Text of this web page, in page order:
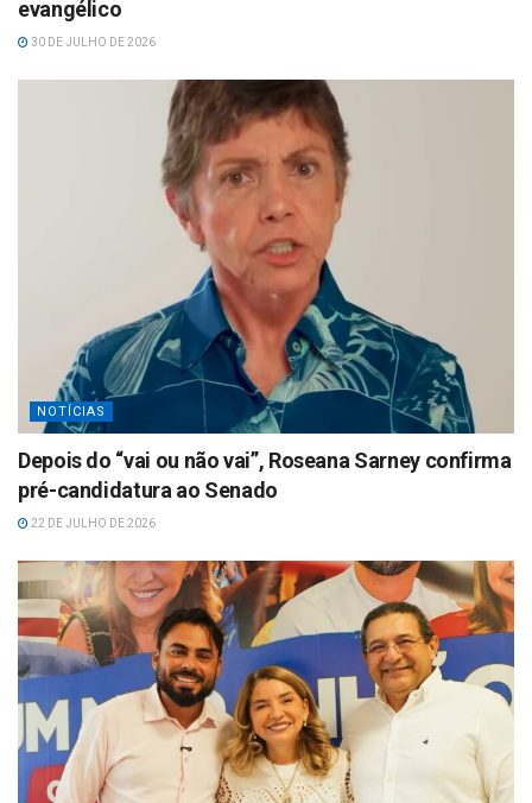
evangélico
30 DE JULHO DE 2026
NOTÍCIAS
Depois do “vai ou não vai”, Roseana Sarney confirma
pré-candidatura ao Senado
22 DE JULHO DE 2026